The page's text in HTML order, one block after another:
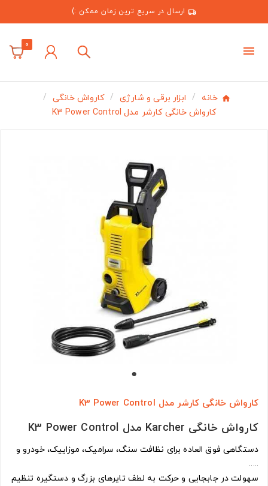
ارسال در سریع ترین زمان ممکن :)
0
خانه ابزار برقی و شارژی
کارواش خانگی
کارواش خانگی کارشر مدل K3 Power Control
کارواش خانگی کارشر مدل K3 Power Control
کارواش خانگی Karcher مدل K3 Power Control
دستگاهی فوق العاده برای نظافت سنگ، سرامیک، موزاییک، خودرو و
.....
سهولت در جابجایی و حرکت به لطف تایرهای بزرگ و دستگیره تنظیم